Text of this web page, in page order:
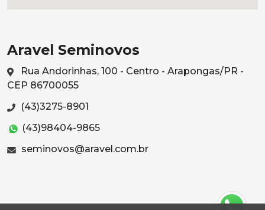
Aravel Seminovos
Rua Andorinhas, 100 - Centro - Arapongas/PR -
CEP 86700055
(43)3275-8901
(43)98404-9865
seminovos@aravel.com.br